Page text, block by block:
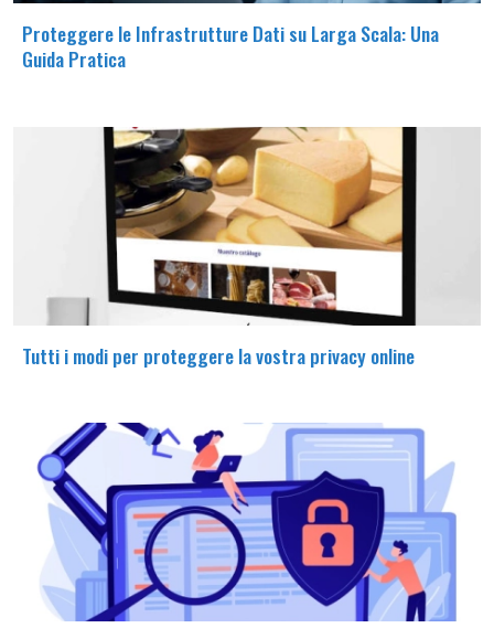
Proteggere le Infrastrutture Dati su Larga Scala: Una
Guida Pratica
Tutti i modi per proteggere la vostra privacy online